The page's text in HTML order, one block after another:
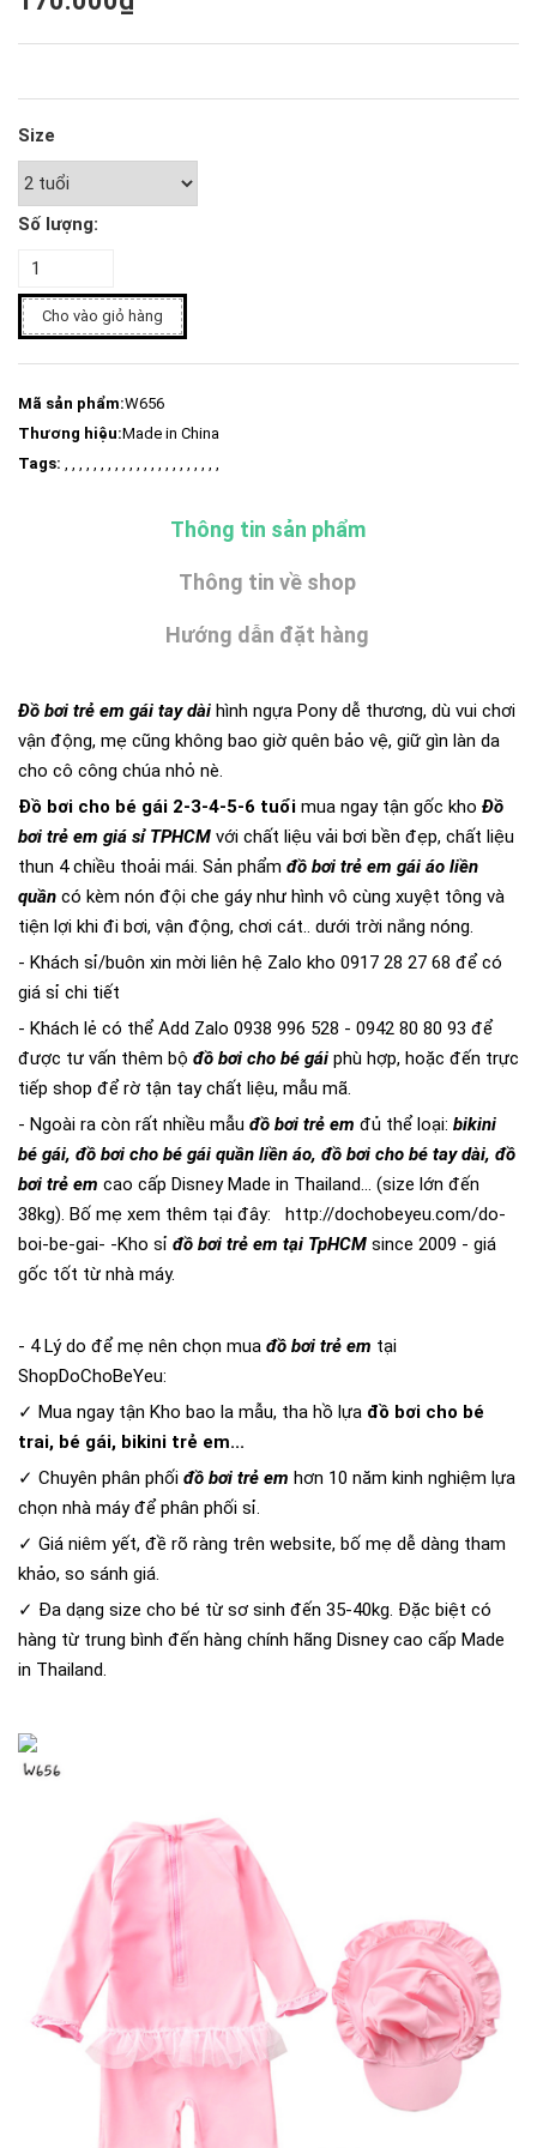
Size
Số lượng:
Cho vào giỏ hàng
Mã sản phẩm:W656
Thương hiệu:Made in China
Tags: , , , , , , , , , , , , , , , , , , , , , ,
Thông tin sản phẩm
Thông tin về shop
Hướng dẫn đặt hàng
Đồ bơi trẻ em gái tay dài hình ngựa Pony dễ thương, dù vui chơi
vận động, mẹ cũng không bao giờ quên bảo vệ, giữ gìn làn da
cho cô công chúa nhỏ nè.
Đồ bơi cho bé gái 2-3-4-5-6 tuổi mua ngay tận gốc kho Đồ
bơi trẻ em giá sỉ TPHCM với chất liệu vải bơi bền đẹp, chất liệu
thun 4 chiều thoải mái. Sản phẩm đồ bơi trẻ em gái áo liền
quần có kèm nón đội che gáy như hình vô cùng xuyệt tông và
tiện lợi khi đi bơi, vận động, chơi cát.. dưới trời nắng nóng.
- Khách sỉ/buôn xin mời liên hệ Zalo kho 0917 28 27 68 để có
giá sỉ chi tiết
- Khách lẻ có thể Add Zalo 0938 996 528 - 0942 80 80 93 để
được tư vấn thêm bộ đồ bơi cho bé gái phù hợp, hoặc đến trực
tiếp shop để rờ tận tay chất liệu, mẫu mã.
- Ngoài ra còn rất nhiều mẫu đồ bơi trẻ em đủ thể loại: bikini
bé gái, đồ bơi cho bé gái quần liền áo, đồ bơi cho bé tay dài, đồ
bơi trẻ em cao cấp Disney Made in Thailand... (size lớn đến
38kg). Bố mẹ xem thêm tại đây: http://dochobeyeu.com/do-
boi-be-gai- -Kho sỉ đồ bơi trẻ em tại TpHCM since 2009 - giá
gốc tốt từ nhà máy.
- 4 Lý do để mẹ nên chọn mua đồ bơi trẻ em tại
ShopDoChoBeYeu:
✓ Mua ngay tận Kho bao la mẫu, tha hồ lựa đồ bơi cho bé
trai, bé gái, bikini trẻ em...
✓ Chuyên phân phối đồ bơi trẻ em hơn 10 năm kinh nghiệm lựa
chọn nhà máy để phân phối sỉ.
✓ Giá niêm yết, đề rõ ràng trên website, bố mẹ dễ dàng tham
khảo, so sánh giá.
✓ Đa dạng size cho bé từ sơ sinh đến 35-40kg. Đặc biệt có
hàng từ trung bình đến hàng chính hãng Disney cao cấp Made
in Thailand.